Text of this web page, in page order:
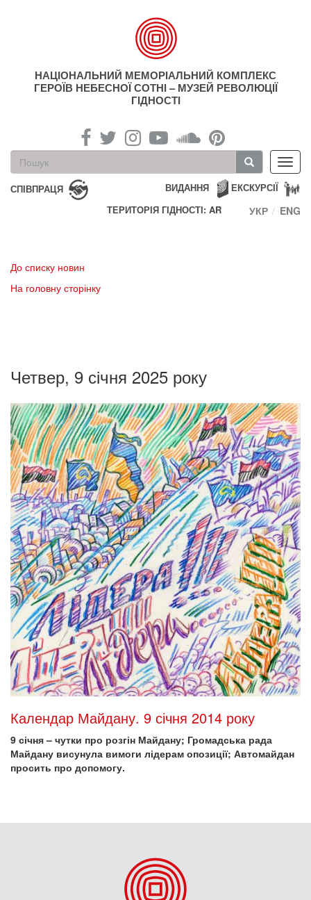
НАЦІОНАЛЬНИЙ МЕМОРІАЛЬНИЙ КОМПЛЕКС
ГЕРОЇВ НЕБЕСНОЇ СОТНІ – МУЗЕЙ РЕВОЛЮЦІЇ
ГІДНОСТІ
Пошукова
форма
Пошук
СПІВПРАЦЯ ЕКСКУРСІЇ
ВИДАННЯ
ТЕРИТОРІЯ ГІДНОСТІ: AR
УКР ENG
До списку новин
На головну сторінку
Четвер, 9 січня 2025 року
Календар Майдану. 9 січня 2014 року
9 січня – чутки про розгін Майдану; Громадська рада
Майдану висунула вимоги лідерам опозиції; Автомайдан
просить про допомогу.